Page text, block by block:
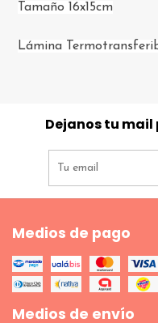
Tamaño 16x15cm
Lámina
Dejanos tu
Medios de pago
Medios de envío